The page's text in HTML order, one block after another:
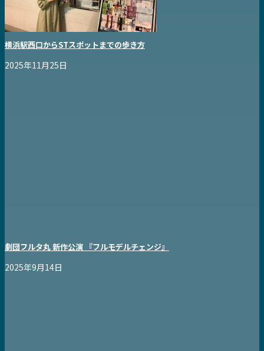
横浜駅西口からSTスポットまでの歩き方
2025年11月25日
劇団フルタ丸 新作公演 『フルモデルチェンジ』
2025年9月14日